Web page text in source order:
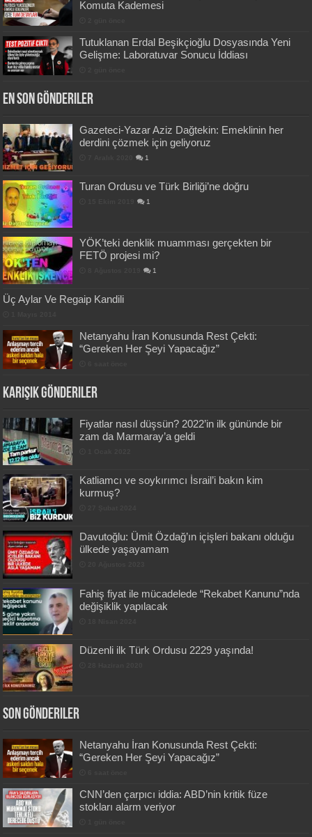
Komuta Kademesi
Tutuklanan Erdal Beşikçioğlu Dosyasında Yeni
Gelişme: Laboratuvar Sonucu İddiası
En Son Gönderiler
Gazeteci-Yazar Aziz Dağtekin: Emeklinin her
derdini çözmek için geliyoruz
1
Turan Ordusu ve Türk Birliği’ne doğru
1
YÖK’teki denklik muamması gerçekten bir
FETÖ projesi mi?
1
Üç Aylar Ve Regaip Kandili
Netanyahu İran Konusunda Rest Çekti:
“Gereken Her Şeyi Yapacağız”
Karışık Gönderiler
Fiyatlar nasıl düşsün? 2022’in ilk gününde bir
zam da Marmaray’a geldi
Katliamcı ve soykırımcı İsrail’i bakın kim
kurmuş?
Davutoğlu: Ümit Özdağ’ın içişleri bakanı olduğu
ülkede yaşayamam
Fahiş fiyat ile mücadelede “Rekabet Kanunu”nda
değişiklik yapılacak
Düzenli ilk Türk Ordusu 2229 yaşında!
Son Gönderiler
Netanyahu İran Konusunda Rest Çekti:
“Gereken Her Şeyi Yapacağız”
CNN’den çarpıcı iddia: ABD’nin kritik füze
stokları alarm veriyor